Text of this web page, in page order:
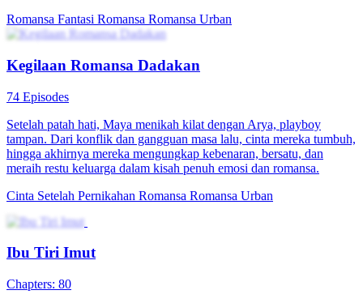
Romansa Fantasi Romansa Romansa Urban
Kegilaan Romansa Dadakan
74 Episodes
Setelah patah hati, Maya menikah kilat dengan Arya, playboy
tampan. Dari konflik dan gangguan masa lalu, cinta mereka tumbuh,
hingga akhirnya mereka mengungkap kebenaran, bersatu, dan
meraih restu keluarga dalam kisah penuh emosi dan romansa.
Cinta Setelah Pernikahan Romansa Romansa Urban
Ibu Tiri Imut
Chapters: 80